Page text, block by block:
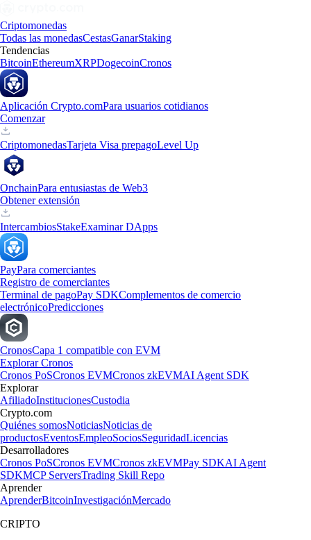
Criptomonedas
Todas las monedasCestasGanarStaking
Tendencias
BitcoinEthereumXRPDogecoinCronos
Aplicación Crypto.comPara usuarios cotidianos
Comenzar
CriptomonedasTarjeta Visa prepagoLevel Up
OnchainPara entusiastas de Web3
Obtener extensión
IntercambiosStakeExaminar DApps
PayPara comerciantes
Registro de comerciantes
Terminal de pagoPay SDKComplementos de comercio
electrónicoPredicciones
CronosCapa 1 compatible con EVM
Explorar Cronos
Cronos PoSCronos EVMCronos zkEVMAI Agent SDK
Explorar
AfiliadoInstitucionesCustodia
Crypto.com
Quiénes somosNoticiasNoticias de
productosEventosEmpleoSociosSeguridadLicencias
Desarrolladores
Cronos PoSCronos EVMCronos zkEVMPay SDKAI Agent
SDKMCP ServersTrading Skill Repo
Aprender
AprenderBitcoinInvestigaciónMercado
CRIPTO